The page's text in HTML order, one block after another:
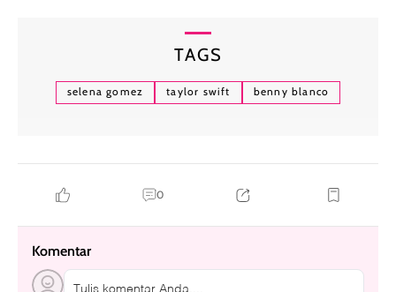
TAGS
selena gomez taylor swift benny blanco
0
Komentar
Tulis komentar Anda....